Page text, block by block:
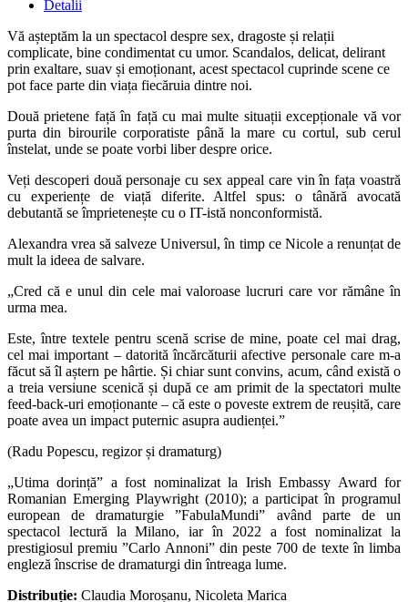
Detalii
Vă așteptăm la un spectacol despre sex, dragoste și relații
complicate, bine condimentat cu umor. Scandalos, delicat, delirant
prin exaltare, suav și emoționant, acest spectacol cuprinde scene ce
pot face parte din viața fiecăruia dintre noi.
Două prietene față în față cu mai multe situații excepționale vă vor
purta din birourile corporatiste până la mare cu cortul, sub cerul
înstelat, unde se poate vorbi liber despre orice.
Veți descoperi două personaje cu sex appeal care vin în fața voastră
cu experiențe de viață diferite. Altfel spus: o tânără avocată
debutantă se împrietenește cu o IT-istă nonconformistă.
Alexandra vrea să salveze Universul, în timp ce Nicole a renunțat de
mult la ideea de salvare.
„Cred că e unul din cele mai valoroase lucruri care vor rămâne în
urma mea.
Este, între textele pentru scenă scrise de mine, poate cel mai drag,
cel mai important – datorită încărcăturii afective personale care m-a
făcut să îl aștern pe hârtie. Și chiar sunt convins, acum, când există o
a treia versiune scenică și după ce am primit de la spectatori multe
feed-back-uri emoționante – că este o poveste extrem de reușită, care
poate avea un impact puternic asupra audienței.”
(Radu Popescu, regizor și dramaturg)
„Utima dorință” a fost nominalizat la Irish Embassy Award for
Romanian Emerging Playwright (2010); a participat în programul
european de dramaturgie ”FabulaMundi” având parte de un
spectacol lectură la Milano, iar în 2022 a fost nominalizat la
prestigiosul premiu ”Carlo Annoni” din peste 700 de texte în limba
engleză înscrise de dramaturgi din întreaga lume.
Distribuție: Claudia Moroșanu, Nicoleta Marica